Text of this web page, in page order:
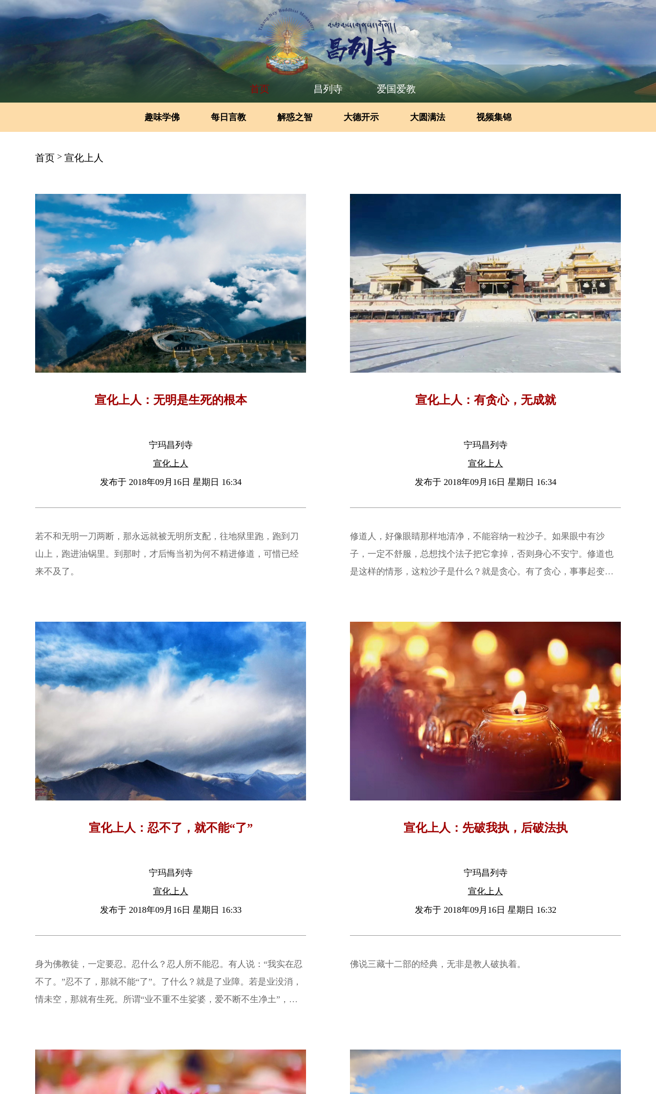
首页 昌列寺 爱国爱教
趣味学佛 每日言教 解惑之智 大德开示 大圆满法 视频集锦
首页 > 宣化上人
宣化上人：无明是生死的根本
宁玛昌列寺
宣化上人
发布于 2018年09月16日 星期日 16:34
若不和无明一刀两断，那永远就被无明所支配，往地狱里跑，跑到刀
山上，跑进油锅里。到那时，才后悔当初为何不精进修道，可惜已经
来不及了。
宣化上人：有贪心，无成就
宁玛昌列寺
宣化上人
发布于 2018年09月16日 星期日 16:34
修道人，好像眼睛那样地清净，不能容纳一粒沙子。如果眼中有沙
子，一定不舒服，总想找个法子把它拿掉，否则身心不安宁。修道也
是这样的情形，这粒沙子是什么？就是贪心。有了贪心，事事起变
宣化上人：忍不了，就不能“了”
宁玛昌列寺
宣化上人
发布于 2018年09月16日 星期日 16:33
身为佛教徒，一定要忍。忍什么？忍人所不能忍。有人说：“我实在忍
不了。”忍不了，那就不能“了”。了什么？就是了业障。若是业没消，
情未空，那就有生死。所谓“业不重不生娑婆，爱不断不生净土”，到
宣化上人：先破我执，后破法执
宁玛昌列寺
宣化上人
发布于 2018年09月16日 星期日 16:32
佛说三藏十二部的经典，无非是教人破执着。